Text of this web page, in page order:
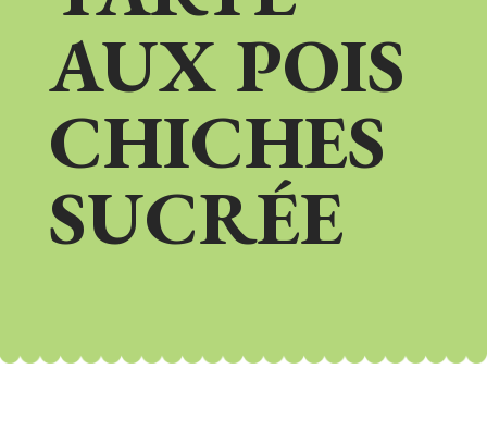
AUX POIS
CHICHES
SUCRÉE